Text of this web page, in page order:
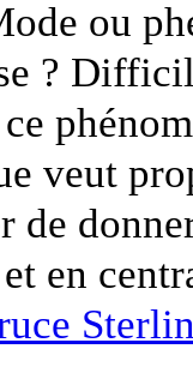
ou
?
veut
de
en